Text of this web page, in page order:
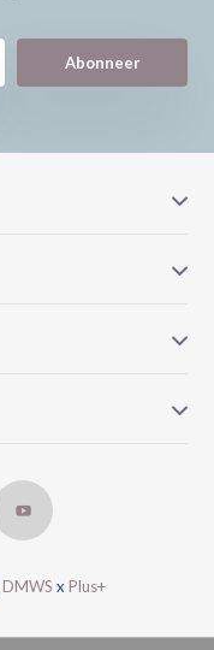
Abonneer
DMWS x Plus+